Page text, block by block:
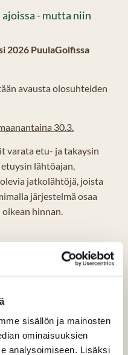
sisällön ja mainosten
ominaisuuksien
analysoimiseen. Lisäksi
ajoissa - mutta niin
2026 PuulaGolfissa
avausta olosuhteiden
30.3.
varata etu- ja takaysin
lähtöajan,
jatkolähtöjä, joista
järjestelmä osaa
hinnan.